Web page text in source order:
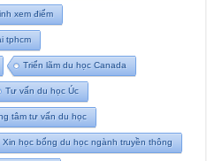
xem điểm
tphcm
Triển lãm du học Canada
Tư vấn du học Úc
tâm tư vấn du học
Xin học bổng du học ngành truyền thông